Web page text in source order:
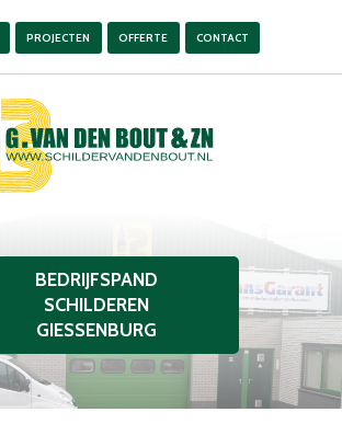
PROJECTEN OFFERTE CONTACT
BEDRIJFSPAND
SCHILDEREN
GIESSENBURG